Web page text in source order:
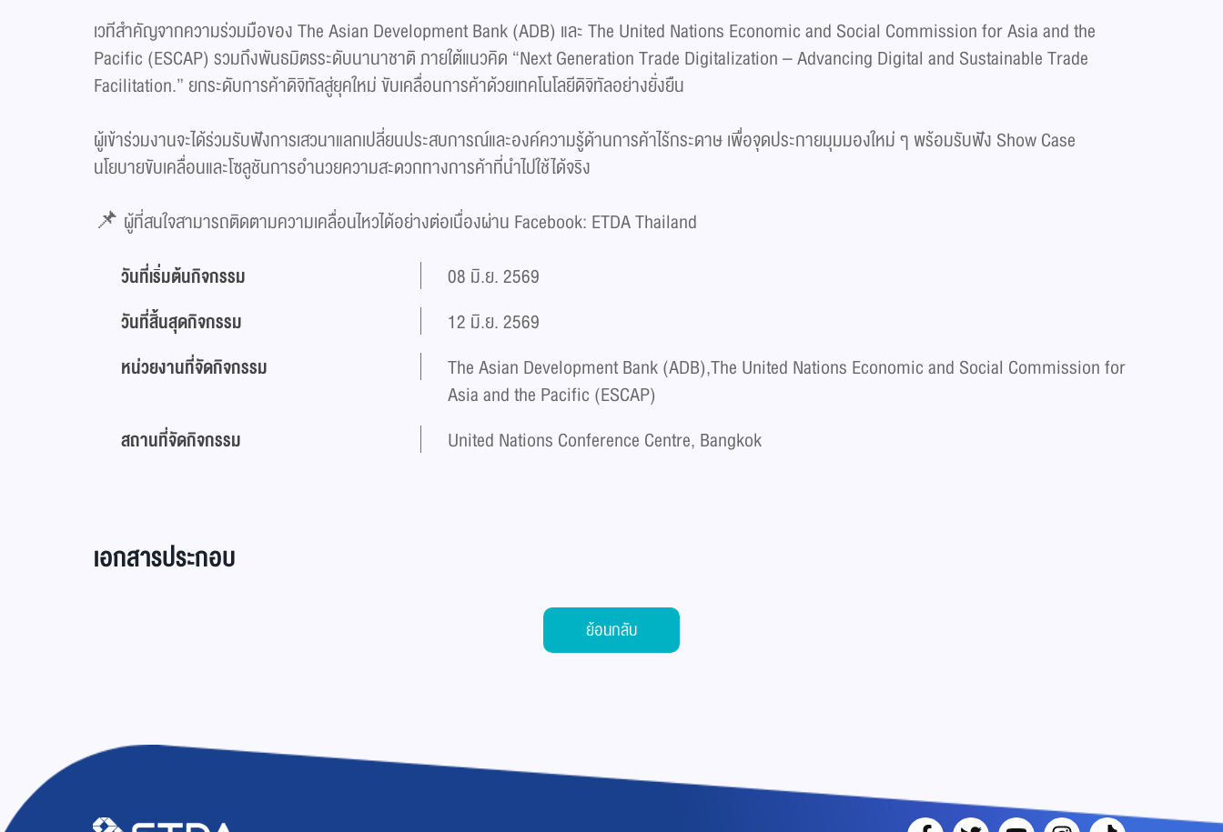
เวทีสำคัญจากความร่วมมือของ The Asian Development Bank (ADB) และ The United Nations Economic and Social Commission for Asia and the
Pacific (ESCAP) รวมถึงพันธมิตรระดับนานาชาติ ภายใต้แนวคิด “Next Generation Trade Digitalization – Advancing Digital and Sustainable Trade
Facilitation.” ยกระดับการค้าดิจิทัลสู่ยุคใหม่ ขับเคลื่อนการค้าด้วยเทคโนโลยีดิจิทัลอย่างยั่งยืน
ผู้เข้าร่วมงานจะได้ร่วมรับฟังการเสวนาแลกเปลี่ยนประสบการณ์และองค์ความรู้ด้านการค้าไร้กระดาษ เพื่อจุดประกายมุมมองใหม่ ๆ พร้อมรับฟัง Show Case
นโยบายขับเคลื่อนและโซลูชันการอำนวยความสะดวกทางการค้าที่นำไปใช้ได้จริง
📌 ผู้ที่สนใจสามารถติดตามความเคลื่อนไหวได้อย่างต่อเนื่องผ่าน Facebook: ETDA Thailand
วันที่เริ่มต้นกิจกรรม
08 มิ.ย. 2569
วันที่สิ้นสุดกิจกรรม
12 มิ.ย. 2569
หน่วยงานที่จัดกิจกรรม
The Asian Development Bank (ADB),The United Nations Economic and Social Commission for
Asia and the Pacific (ESCAP)
สถานที่จัดกิจกรรม
United Nations Conference Centre, Bangkok
เอกสารประกอบ
ย้อนกลับ